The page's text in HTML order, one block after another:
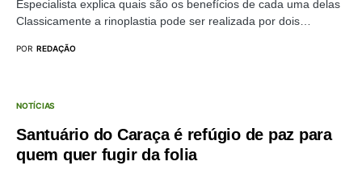
Especialista explica quais são os benefícios de cada uma delas
Classicamente a rinoplastia pode ser realizada por dois…
POR REDAÇÃO
NOTÍCIAS
Santuário do Caraça é refúgio de paz para
quem quer fugir da folia